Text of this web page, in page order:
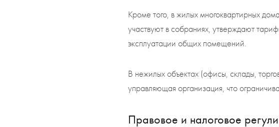
Кроме того, в жилых многоквартирных
участвуют в собраниях, утверждают
эксплуатации общих помещений.
В нежилых объектах (офисы, склады,
управляющая организация, что
Правовое и налоговое